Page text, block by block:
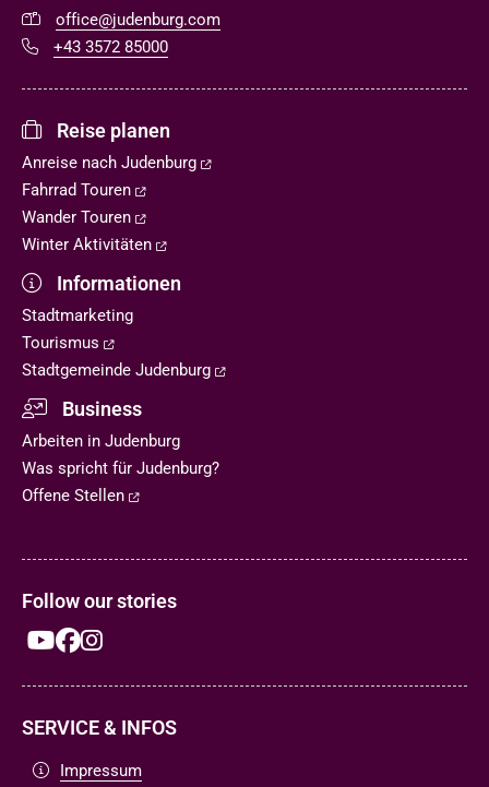
office@judenburg.com
+43 3572 85000
Reise planen
Anreise nach Judenburg
Fahrrad Touren
Wander Touren
Winter Aktivitäten
Informationen
Stadtmarketing
Tourismus
Stadtgemeinde Judenburg
Business
Arbeiten in Judenburg
Was spricht für Judenburg?
Offene Stellen
Follow our stories
SERVICE & INFOS
Impressum